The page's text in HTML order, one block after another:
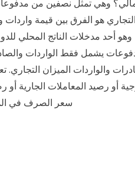
وهي تمثل نصفين من
هو الفرق بين قيمة
وهو أحد مدخلات الناتج المحلي
يشمل فقط الواردات
والواردات الميزان
أو رصيد المعاملات الجارية
سعر الصرف في